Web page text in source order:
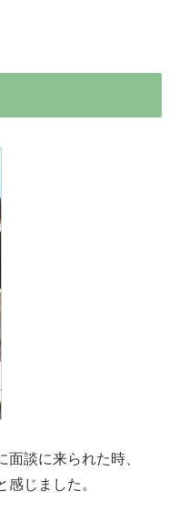
談に来られた時、
じました。